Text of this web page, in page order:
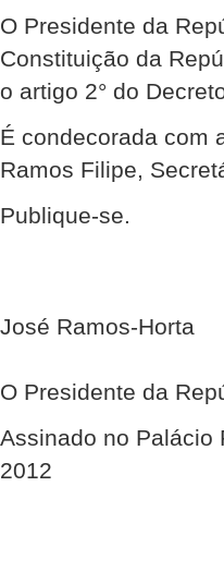
O Presidente da
Constituição da
o artigo 2° do
É condecorada com
Ramos Filipe,
Publique-se.
José Ramos-Horta
O Presidente da
Assinado no Palácio
2012